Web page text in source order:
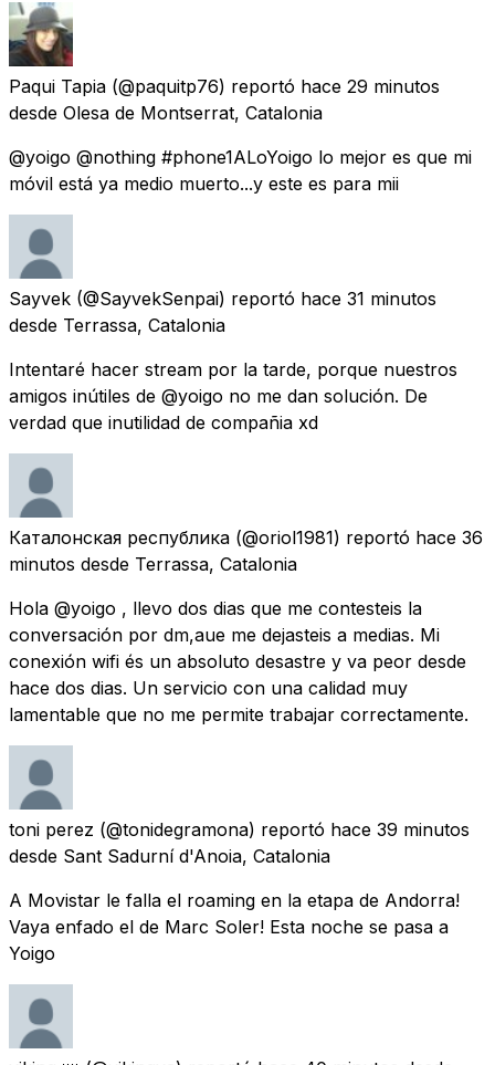
Paqui Tapia (@paquitp76) reportó hace 29 minutos
desde Olesa de Montserrat, Catalonia
@yoigo @nothing #phone1ALoYoigo lo mejor es que mi
móvil está ya medio muerto...y este es para mii
Sayvek (@SayvekSenpai) reportó hace 31 minutos
desde Terrassa, Catalonia
Intentaré hacer stream por la tarde, porque nuestros
amigos inútiles de @yoigo no me dan solución. De
verdad que inutilidad de compañia xd
Каталонская республика (@oriol1981) reportó hace 36
minutos desde Terrassa, Catalonia
Hola @yoigo , llevo dos dias que me contesteis la
conversación por dm,aue me dejasteis a medias. Mi
conexión wifi és un absoluto desastre y va peor desde
hace dos dias. Un servicio con una calidad muy
lamentable que no me permite trabajar correctamente.
toni perez (@tonidegramona) reportó hace 39 minutos
desde Sant Sadurní d'Anoia, Catalonia
A Movistar le falla el roaming en la etapa de Andorra!
Vaya enfado el de Marc Soler! Esta noche se pasa a
Yoigo